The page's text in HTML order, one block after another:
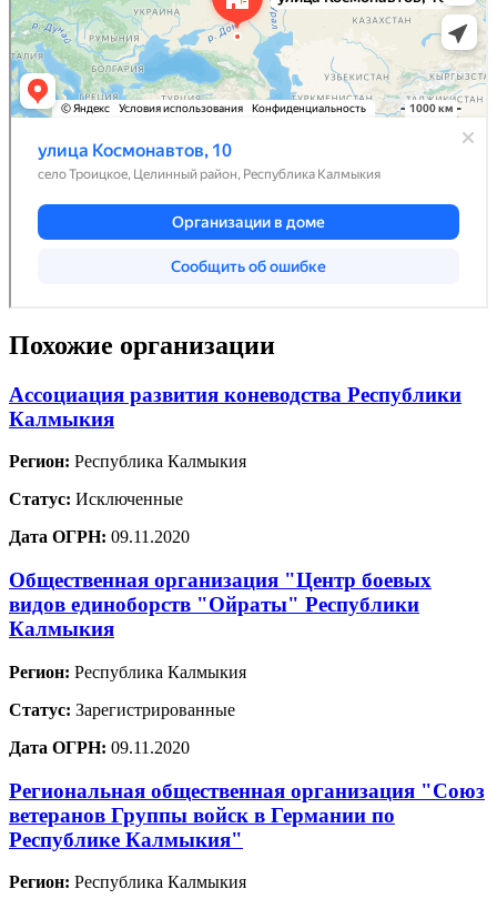
Похожие организации
Ассоциация развития коневодства Республики
Калмыкия
Регион: Республика Калмыкия
Статус: Исключенные
Дата ОГРН: 09.11.2020
Общественная организация "Центр боевых
видов единоборств "Ойраты" Республики
Калмыкия
Регион: Республика Калмыкия
Статус: Зарегистрированные
Дата ОГРН: 09.11.2020
Региональная общественная организация "Союз
ветеранов Группы войск в Германии по
Республике Калмыкия"
Регион: Республика Калмыкия